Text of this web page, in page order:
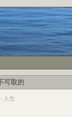
可取的
人生